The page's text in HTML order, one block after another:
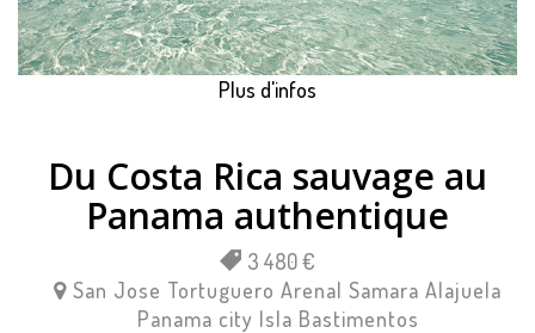
Plus d'infos
Du Costa Rica sauvage au
Panama authentique
3 480 €
San Jose Tortuguero Arenal Samara Alajuela
Panama city Isla Bastimentos